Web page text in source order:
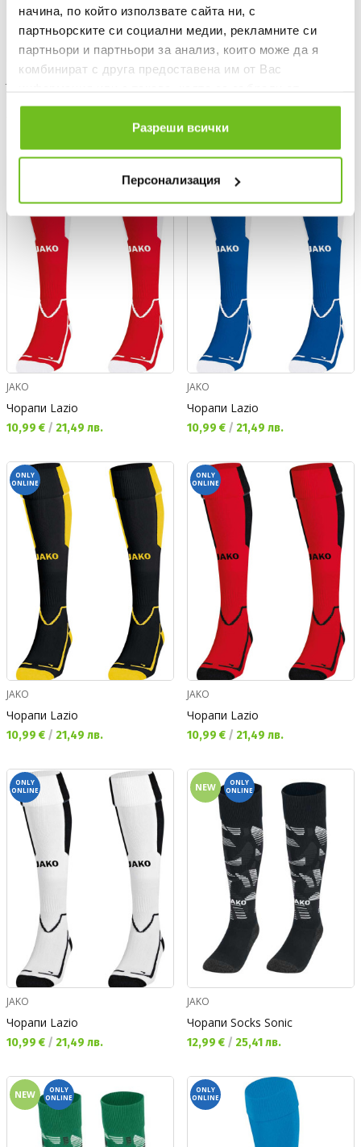
начина, по който използвате сайта ни, с
партньорските си социални медии, рекламните си
партньори и партньори за анализ, които може да я
комбинират с друга предоставена им от Вас
ползването от Ваша страна на услугите им.
Разреши всички
Персонализация
JAKO
Чорапи Lazio
Текуща цена:
10,99 € / 21,49 лв.
JAKO
Чорапи Lazio
Текуща цена:
10,99 € / 21,49 лв.
ONLY
ONLINE
JAKO
Чорапи Lazio
Текуща цена:
10,99 € / 21,49 лв.
ONLY
ONLINE
JAKO
Чорапи Lazio
Текуща цена:
10,99 € / 21,49 лв.
ONLY
ONLINE
JAKO
Чорапи Lazio
Текуща цена:
10,99 € / 21,49 лв.
NEW
ONLY
ONLINE
JAKO
Чорапи Socks Sonic
Текуща цена:
12,99 € / 25,41 лв.
NEW
ONLY
ONLINE
ONLY
ONLINE